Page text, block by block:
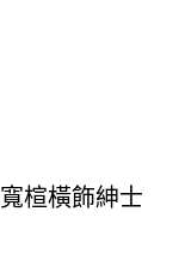
楦橫飾紳士